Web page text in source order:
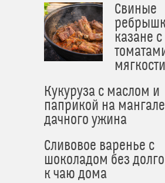
Свиные
казане
мягкости
Кукуруза с маслом и
паприкой на
дачного ужина
Сливовое варенье с
шоколадом без
к чаю дома